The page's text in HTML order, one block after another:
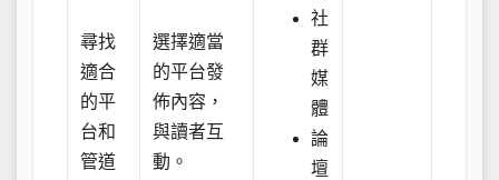
尋找
適合
的平
台和
管道
選擇適當
的平台發
佈內容，
與讀者互
動。
社
群
媒
體
論
壇